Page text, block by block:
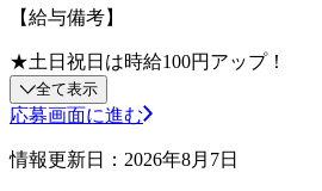
【給与備考】
★土日祝日は時給100円アップ！
全て表示
応募画面に進む
情報更新日：2026年8月7日